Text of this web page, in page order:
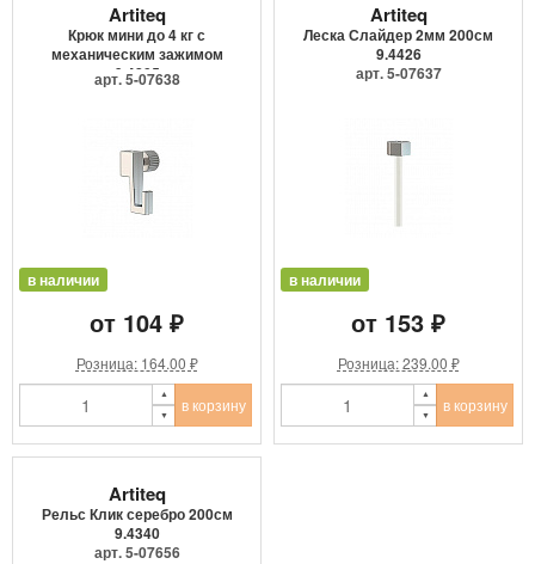
Artiteq
Крюк мини до 4 кг с
механическим зажимом
9.4205
арт. 5-07638
в наличии
от 104 ₽
Розница: 164.00 ₽
в корзину
Artiteq
Леска Слайдер 2мм 200см
9.4426
арт. 5-07637
в наличии
от 153 ₽
Розница: 239.00 ₽
в корзину
Artiteq
Рельс Клик серебро 200см
9.4340
арт. 5-07656